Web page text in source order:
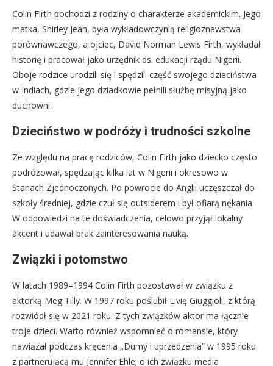
Colin Firth pochodzi z rodziny o charakterze akademickim. Jego
matka, Shirley Jean, była wykładowczynią religioznawstwa
porównawczego, a ojciec, David Norman Lewis Firth, wykładał
historię i pracował jako urzędnik ds. edukacji rządu Nigerii.
Oboje rodzice urodzili się i spędzili część swojego dzieciństwa
w Indiach, gdzie jego dziadkowie pełnili służbę misyjną jako
duchowni.
Dzieciństwo w podróży i trudności szkolne
Ze względu na pracę rodziców, Colin Firth jako dziecko często
podróżował, spędzając kilka lat w Nigerii i okresowo w
Stanach Zjednoczonych. Po powrocie do Anglii uczęszczał do
szkoły średniej, gdzie czuł się outsiderem i był ofiarą nękania.
W odpowiedzi na te doświadczenia, celowo przyjął lokalny
akcent i udawał brak zainteresowania nauką.
Związki i potomstwo
W latach 1989–1994 Colin Firth pozostawał w związku z
aktorką Meg Tilly. W 1997 roku poślubił Livię Giuggioli, z którą
rozwiódł się w 2021 roku. Z tych związków aktor ma łącznie
troje dzieci. Warto również wspomnieć o romansie, który
nawiązał podczas kręcenia „Dumy i uprzedzenia” w 1995 roku
z partnerującą mu Jennifer Ehle; o ich związku media